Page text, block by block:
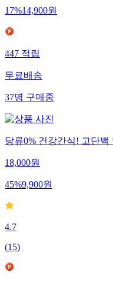
17%14,900원
447적립
무료배송
37명구매중
당류0% 건강간식! 고단백
18,000원
45%9,900원
4.7
(15)